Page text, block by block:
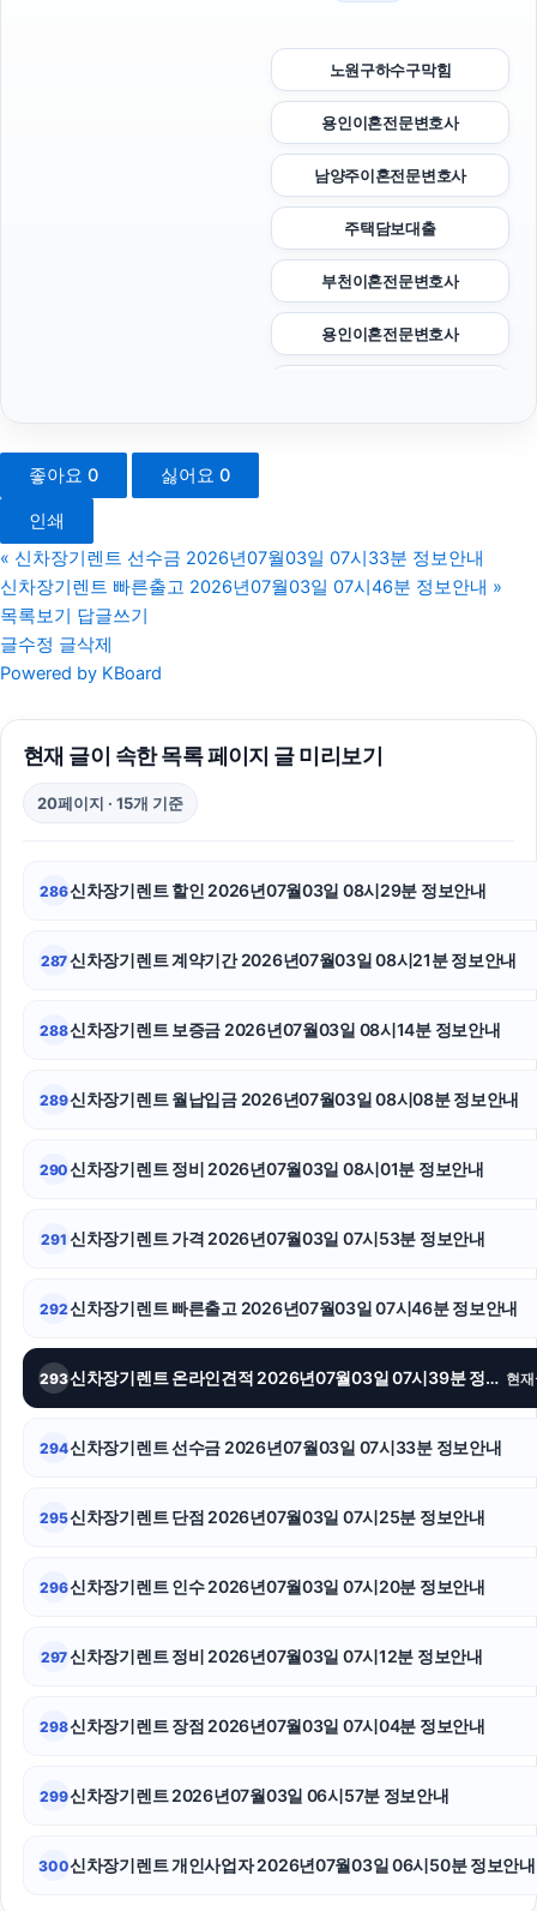
노원구하수구막힘
용인이혼전문변호사
남양주이혼전문변호사
주택담보대출
부천이혼전문변호사
용인이혼전문변호사
서울상간녀소송변호사
용인학교폭력변호사
수원형사전문변호사
대안학교
영등포하수구막힘
서울성범죄전문변호사
sns마케팅
수원피부과
좋아요 0 싫어요 0
인쇄
« 신차장기렌트 선수금 2026년07월03일 07시33분 정보안내
신차장기렌트 빠른출고 2026년07월03일 07시46분 정보안내 »
목록보기 답글쓰기
글수정 글삭제
Powered by KBoard
현재 글이 속한 목록 페이지 글 미리보기
20페이지 · 15개 기준
286신차장기렌트 할인 2026년07월03일 08시29분 정보안내
287신차장기렌트 계약기간 2026년07월03일 08시21분 정보안내
288신차장기렌트 보증금 2026년07월03일 08시14분 정보안내
289신차장기렌트 월납입금 2026년07월03일 08시08분 정보안내
290신차장기렌트 정비 2026년07월03일 08시01분 정보안내
291 신차장기렌트 가격 2026년07월03일 07시53분 정보안내
292신차장기렌트 빠른출고 2026년07월03일 07시46분 정보안내
293 신차장기렌트 온라인견적 2026년07월03일 07시39분 정보안내 현
294신차장기렌트 선수금 2026년07월03일 07시33분 정보안내
295신차장기렌트 단점 2026년07월03일 07시25분 정보안내
296신차장기렌트 인수 2026년07월03일 07시20분 정보안내
297신차장기렌트 정비 2026년07월03일 07시12분 정보안내
298신차장기렌트 장점 2026년07월03일 07시04분 정보안내
299신차장기렌트 2026년07월03일 06시57분 정보안내
300신차장기렌트 개인사업자 2026년07월03일 06시50분 정보안내